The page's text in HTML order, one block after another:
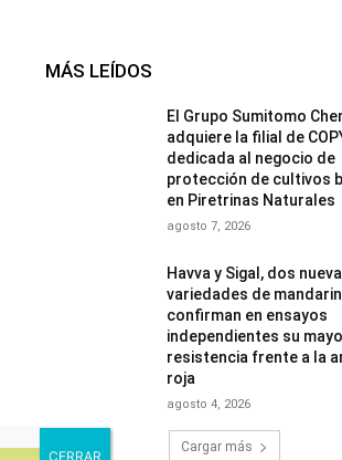
MÁS LEÍDOS
El Grupo Sumitomo
adquiere la filial de
dedicada al negocio de
protección de cultivos
en Piretrinas Naturales
agosto 7, 2026
Havva y Sigal, dos
variedades de
confirman en ensayos
independientes su
resistencia frente a la
roja
agosto 4, 2026
Cargar más